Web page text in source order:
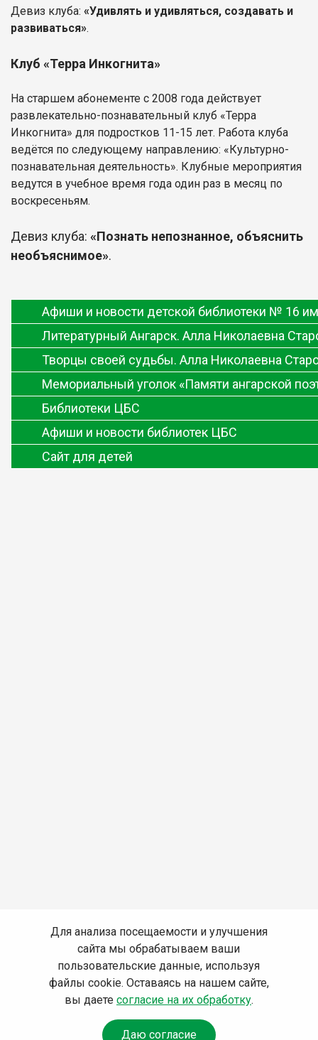
Девиз клуба: «Удивлять и удивляться, создавать и
развиваться».
Клуб «Терра Инкогнита»
На старшем абонементе с 2008 года действует
развлекательно-познавательный клуб «Терра
Инкогнита» для подростков 11-15 лет. Работа клуба
ведётся по следующему направлению: «Культурно-
познавательная деятельность». Клубные мероприятия
ведутся в учебное время года один раз в месяц по
воскресеньям.
Девиз клуба: «Познать непознанное, объяснить
необъяснимое».
Афиши и новости детской библиотеки № 16
Литературный Ангарск. Алла Николаевна
Творцы своей судьбы. Алла Николаевна
Мемориальный уголок «Памяти ангарской
Библиотеки ЦБС
Афиши и новости библиотек ЦБС
Сайт для детей
Для анализа посещаемости и улучшения
сайта мы обрабатываем ваши
пользовательские данные, используя
файлы cookie. Оставаясь на нашем сайте,
вы даете согласие на их обработку.
Даю согласие